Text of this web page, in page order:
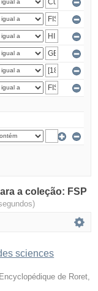
a coleção: FSP
sciences
Encyclopédique de Roret